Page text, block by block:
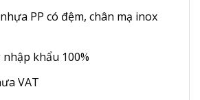
PP có đệm, chân mạ inox
khẩu 100%
VAT